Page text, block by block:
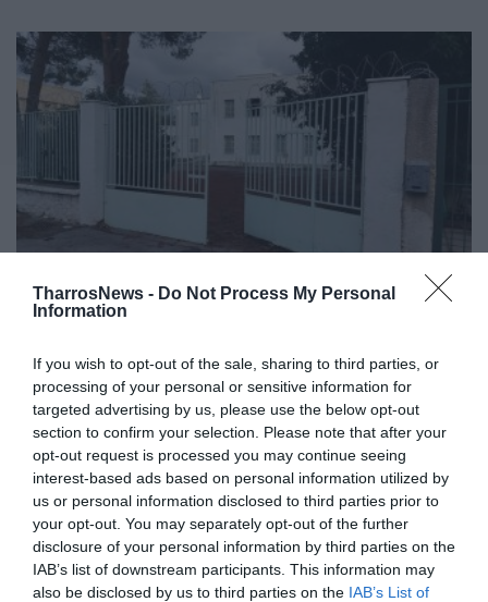
TharrosNews - Do Not Process My Personal
Information
If you wish to opt-out of the sale, sharing to third parties, or
processing of your personal or sensitive information for
targeted advertising by us, please use the below opt-out
section to confirm your selection. Please note that after your
opt-out request is processed you may continue seeing
interest-based ads based on personal information utilized by
us or personal information disclosed to third parties prior to
your opt-out. You may separately opt-out of the further
disclosure of your personal information by third parties on the
IAB’s list of downstream participants. This information may
also be disclosed by us to third parties on the IAB’s List of
Ξεκίνησαν οι εργασίες στο παλιό
ορφανοτροφείο Καλαμάτας
21/11/2022 10:00
Εδώ και λίγες ώρες έχουν ξεκινήσει εργασίες
ανακατασκευής του κτηρίου στο οποίο στεγαζόταν
το ορφανοτροφείο Καλαμάτας, ιδιοκτησίας των...